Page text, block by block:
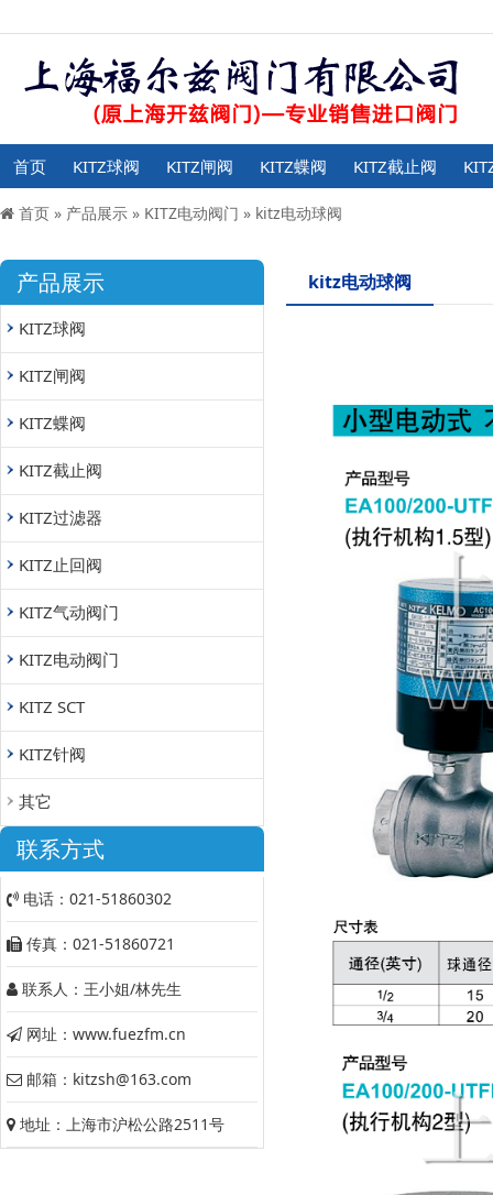
首页 KITZ球阀 KITZ闸阀 KITZ蝶阀 KITZ截止阀
首页 » 产品展示 » KITZ电动阀门 » kitz电动球阀
产品展示
KITZ球阀
KITZ闸阀
KITZ蝶阀
KITZ截止阀
KITZ过滤器
KITZ止回阀
KITZ气动阀门
KITZ电动阀门
KITZ SCT
KITZ针阀
其它
联系方式
电话：021-51860302
传真：021-51860721
联系人：王小姐/林先生
网址：www.fuezfm.cn
邮箱：kitzsh@163.com
地址：上海市沪松公路2511号
kitz电动球阀